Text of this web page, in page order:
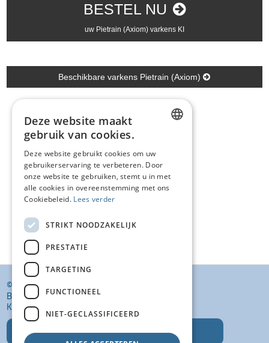
BESTEL NU
uw Pietrain (Axiom) varkens KI
Beschikbare varkens Pietrain (Axiom)
© KI VANSTEENLANDT BV
BANKELINDEWEG 33
KROMBEKE (POPERINGE) 8972
T: +32 (0)57 400 468
FRENCH
ENGLISH
Deze website maakt
gebruik van cookies.
Deze website gebruikt cookies om uw
gebruikerservaring te verbeteren. Door
onze website te gebruiken, stemt u in met
alle cookies in overeenstemming met ons
Cookiebeleid. Lees verder
STRIKT NOODZAKELIJK
PRESTATIE
TARGETING
FUNCTIONEEL
NIET-GECLASSIFICEERD